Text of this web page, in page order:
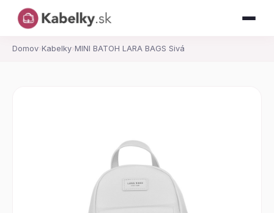
Domov› Kabelky› MINI BATOH LARA BAGS Sivá